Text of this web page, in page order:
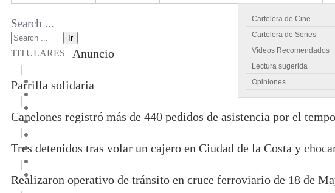
Cartelera de Cine
Cartelera de Series
Videos Recomendados
Lectura sugerida
Opiniones
Search ...
Ir
TITULARES Anuncio
|
Parrilla solidaria
|
Canelones registró más de 440 pedidos de asistencia por el
|
Tres detenidos tras volar un cajero en Ciudad de la Costa y
|
Realizaron operativo de tránsito en cruce ferroviario de 18 de